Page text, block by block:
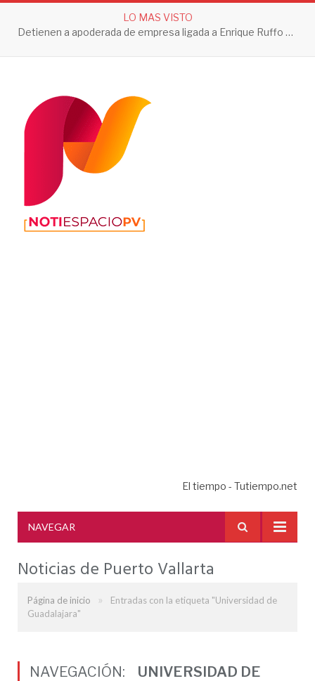
LO MAS VISTO
Detienen a apoderada de empresa ligada a Enrique Ruffo por investigación de Huachicol Fiscal
El tiempo - Tutiempo.net
NAVEGAR
Noticias de Puerto Vallarta
Página de inicio »
Entradas con la etiqueta "Universidad de
Guadalajara"
NAVEGACIÓN:
UNIVERSIDAD DE